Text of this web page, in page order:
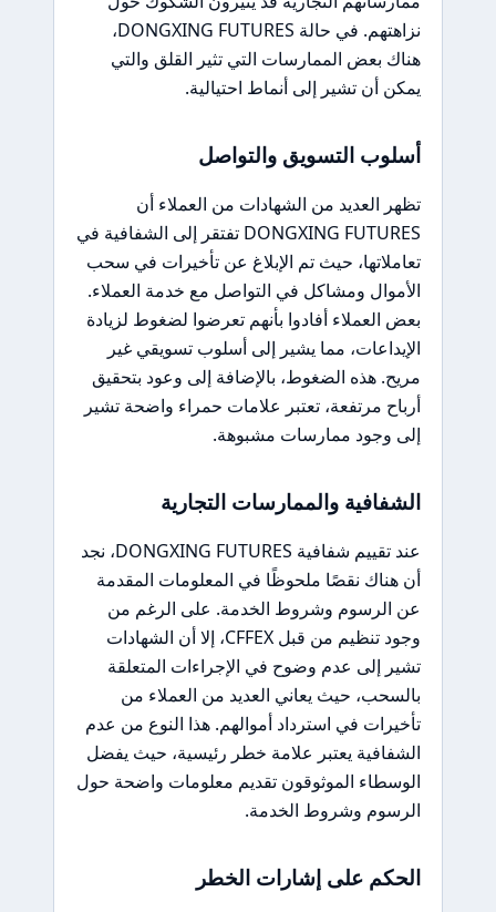
نزاهتهم. في حالة DONGXING FUTURES،
هناك بعض الممارسات التي تثير القلق والتي
يمكن أن تشير إلى أنماط احتيالية.
أسلوب التسويق والتواصل
تظهر العديد من الشهادات من العملاء أن
DONGXING FUTURES تفتقر إلى الشفافية في
تعاملاتها، حيث تم الإبلاغ عن تأخيرات في سحب
الأموال ومشاكل في التواصل مع خدمة العملاء.
بعض العملاء أفادوا بأنهم تعرضوا لضغوط لزيادة
الإيداعات، مما يشير إلى أسلوب تسويقي غير
مريح. هذه الضغوط، بالإضافة إلى وعود بتحقيق
أرباح مرتفعة، تعتبر علامات حمراء واضحة تشير
إلى وجود ممارسات مشبوهة.
الشفافية والممارسات التجارية
عند تقييم شفافية DONGXING FUTURES، نجد
أن هناك نقصًا ملحوظًا في المعلومات المقدمة
عن الرسوم وشروط الخدمة. على الرغم من
وجود تنظيم من قبل CFFEX، إلا أن الشهادات
تشير إلى عدم وضوح في الإجراءات المتعلقة
بالسحب، حيث يعاني العديد من العملاء من
تأخيرات في استرداد أموالهم. هذا النوع من عدم
الشفافية يعتبر علامة خطر رئيسية، حيث يفضل
الوسطاء الموثوقون تقديم معلومات واضحة حول
الرسوم وشروط الخدمة.
الحكم على إشارات الخطر